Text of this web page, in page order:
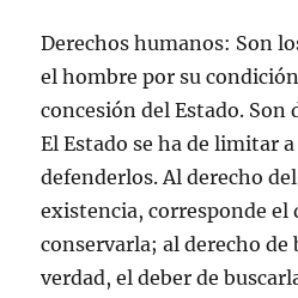
Derechos humanos: Son
el hombre por su
concesión del Estado. Son
El Estado se ha de limitar
defenderlos. Al derecho
existencia, corresponde el
conservarla; al derecho
verdad, el deber de